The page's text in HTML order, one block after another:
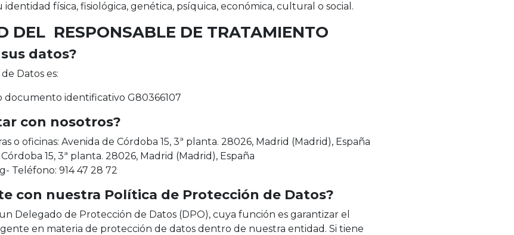
física, fisiológica, genética, psíquica, económica, cultural o social.
DEL RESPONSABLE DE TRATAMIENTO
datos?
Datos es:
identificativo G80366107
con nosotros?
o oficinas: Avenida de Córdoba 15, 3ª planta. 28026, Madrid (Madrid), España
15, 3ª planta. 28026, Madrid (Madrid), España
Teléfono: 914 47 28 72
con nuestra Política de Protección de Datos?
Delegado de Protección de Datos (DPO), cuya función es garantizar el
en materia de protección de datos dentro de nuestra entidad. Si tiene